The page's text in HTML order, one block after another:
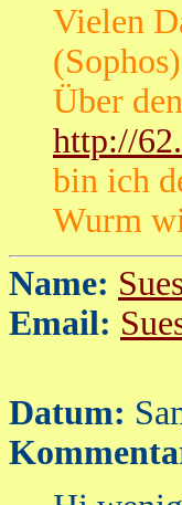
Vielen
Über
http://
bin ich
Wurm
Name:
Email:
Datum: